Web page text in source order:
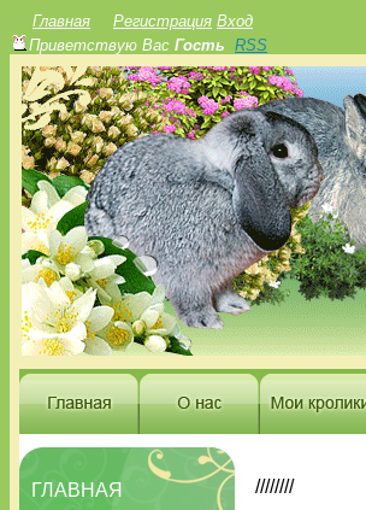
Главная Регистрация Вход
Приветствую Вас Гость RSS
ГЛАВНАЯ
////////